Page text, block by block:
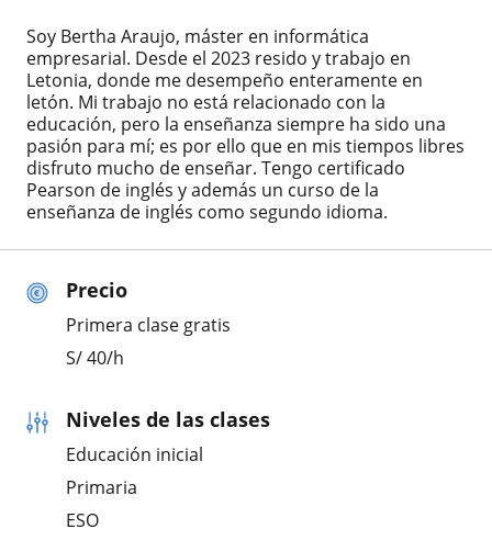
Precio
Primera clase gratis
S/40/h
Niveles de las clases
Educación inicial
Primaria
ESO
Soy Bertha Araujo, máster en informática
empresarial. Desde el 2023 resido y trabajo en
Letonia, donde me desempeño enteramente en
letón. Mi trabajo no está relacionado con la
educación, pero la enseñanza siempre ha sido una
pasión para mí; es por ello que en mis tiempos libres
disfruto mucho de enseñar. Tengo certificado
Pearson de inglés y además un curso de la
enseñanza de inglés como segundo idioma.